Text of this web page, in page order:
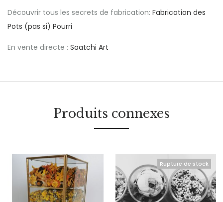
Découvrir tous les secrets de fabrication: Fabrication des
Pots (pas si) Pourri
En vente directe : Saatchi Art
Produits connexes
Rupture de stock